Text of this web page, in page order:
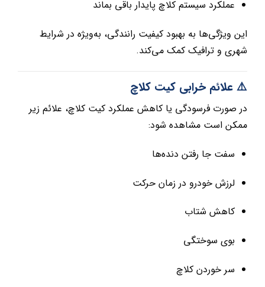
عملکرد سیستم کلاچ پایدار باقی بماند
این ویژگی‌ها به بهبود کیفیت رانندگی، به‌ویژه در شرایط
شهری و ترافیک کمک می‌کند.
⚠️ علائم خرابی کیت کلاچ
در صورت فرسودگی یا کاهش عملکرد کیت کلاچ، علائم زیر
ممکن است مشاهده شود:
سفت جا رفتن دنده‌ها
لرزش خودرو در زمان حرکت
کاهش شتاب
بوی سوختگی
سر خوردن کلاچ